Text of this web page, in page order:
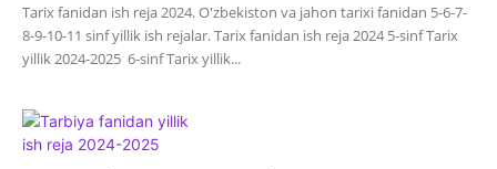
Tarix fanidan ish reja 2024. O'zbekiston va jahon tarixi fanidan 5-6-7-
8-9-10-11 sinf yillik ish rejalar. Tarix fanidan ish reja 2024 5-sinf Tarix
yillik 2024-2025 6-sinf Tarix yillik...